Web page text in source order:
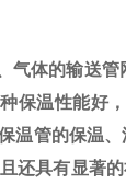
气体的输送
保温性能好
温管的保温
还具有显著